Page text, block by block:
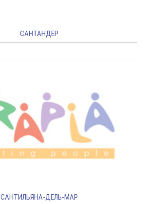
САНТАНДЕР
САНТИЛЬЯНА-ДЕЛЬ-МАР